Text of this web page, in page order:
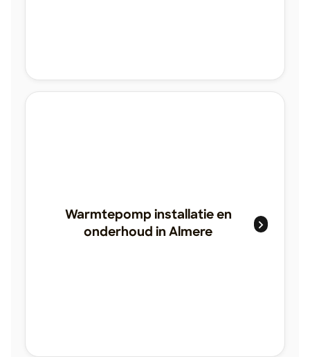
Warmtepomp installatie en
onderhoud in Almere